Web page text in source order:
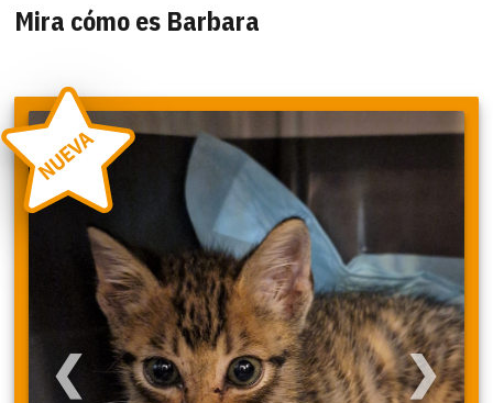
Mira cómo es Barbara
❮ ❯
NUEVA